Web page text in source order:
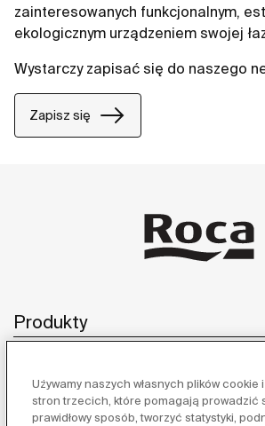
zainteresowanych funkcjonalnym,
ekologicznym urządzeniem swojej
Wystarczy zapisać się do naszego
Zapisz się
Produkty
Obsługa klienta
Używamy naszych własnych plików cookie
stron trzecich, które pomagają prowadzić
prawidłowy sposób, tworzyć statystyki,